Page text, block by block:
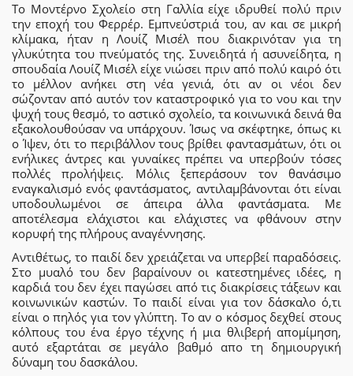
Το Μοντέρνο Σχολείο στη Γαλλία είχε ιδρυθεί πολύ πριν
την εποχή του Φερρέρ. Εμπνεύστριά του, αν και σε μικρή
κλίμακα, ήταν η Λουίζ Μισέλ που διακρινόταν για τη
γλυκύτητα του πνεύματός της. Συνειδητά ή ασυνείδητα, η
σπουδαία Λουίζ Μισέλ είχε νιώσει πριν από πολύ καιρό ότι
το μέλλον ανήκει στη νέα γενιά, ότι αν οι νέοι δεν
σώζονταν από αυτόν τον καταστροφικό για το νου και την
ψυχή τους θεσμό, το αστικό σχολείο, τα κοινωνικά δεινά θα
εξακολουθούσαν να υπάρχουν. Ίσως να σκέφτηκε, όπως κι
ο Ίψεν, ότι το περιβάλλον τους βρίθει φαντασμάτων, ότι οι
ενήλικες άντρες και γυναίκες πρέπει να υπερβούν τόσες
πολλές προλήψεις. Μόλις ξεπεράσουν τον θανάσιμο
εναγκαλισμό ενός φαντάσματος, αντιλαμβάνονται ότι είναι
υποδουλωμένοι σε άπειρα άλλα φαντάσματα. Με
αποτέλεσμα ελάχιστοι και ελάχιστες να φθάνουν στην
κορυφή της πλήρους αναγέννησης.
Αντιθέτως, το παιδί δεν χρειάζεται να υπερβεί παραδόσεις.
Στο μυαλό του δεν βαραίνουν οι κατεστημένες ιδέες, η
καρδιά του δεν έχει παγώσει από τις διακρίσεις τάξεων και
κοινωνικών καστών. Το παιδί είναι για τον δάσκαλο ό,τι
είναι ο πηλός για τον γλύπτη. Το αν ο κόσμος δεχθεί στους
κόλπους του ένα έργο τέχνης ή μια θλιβερή απομίμηση,
αυτό εξαρτάται σε μεγάλο βαθμό απο τη δημιουργική
δύναμη του δασκάλου.